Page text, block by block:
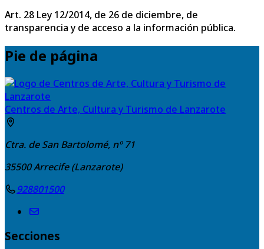
Art. 28 Ley 12/2014, de 26 de diciembre, de
transparencia y de acceso a la información pública.
Pie de página
Centros de Arte, Cultura y Turismo de Lanzarote
Ctra. de San Bartolomé, nº 71
35500Arrecife (Lanzarote)
928801500
Secciones